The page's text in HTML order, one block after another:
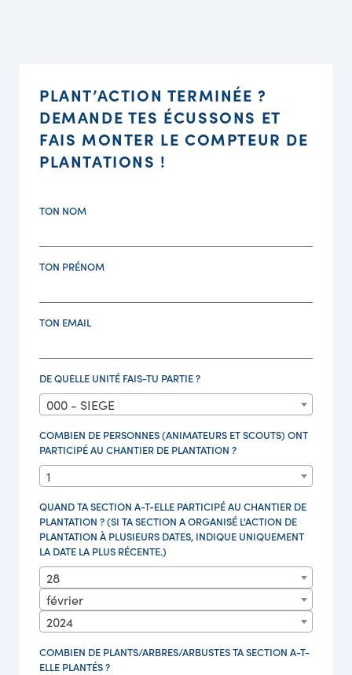
PLANT’ACTION TERMINÉE ?
DEMANDE TES ÉCUSSONS ET
FAIS MONTER LE COMPTEUR DE
PLANTATIONS !
TON NOM
TON PRÉNOM
TON EMAIL
DE QUELLE UNITÉ FAIS-TU PARTIE ?
000 - SIEGE
COMBIEN DE PERSONNES (ANIMATEURS ET SCOUTS) ONT
PARTICIPÉ AU CHANTIER DE PLANTATION ?
1
QUAND TA SECTION A-T-ELLE PARTICIPÉ AU CHANTIER DE
PLANTATION ? (SI TA SECTION A ORGANISÉ L'ACTION DE
PLANTATION À PLUSIEURS DATES, INDIQUE UNIQUEMENT
LA DATE LA PLUS RÉCENTE.)
28
février
2024
COMBIEN DE PLANTS/ARBRES/ARBUSTES TA SECTION A-T-
ELLE PLANTÉS ?